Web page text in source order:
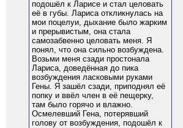
подошёл к Ларисе и стал целовать
её в губы. Лариса откликнулась на
мои поцелуи, дыхание было жарким
и прерывистым, она стала
самозабвенно целовать меня. Я
понял, что она сильно возбуждена.
Возьми меня сзади простонала
Лариса, доведённая до пика
возбуждения ласковыми руками
Гены. Я зашёл сзади, приподнял её
попку и ввёл член в её пещерку,
там было горячо и влажно.
Осмелевший Гена, потерявший
голову от возбуждения, подошёл к